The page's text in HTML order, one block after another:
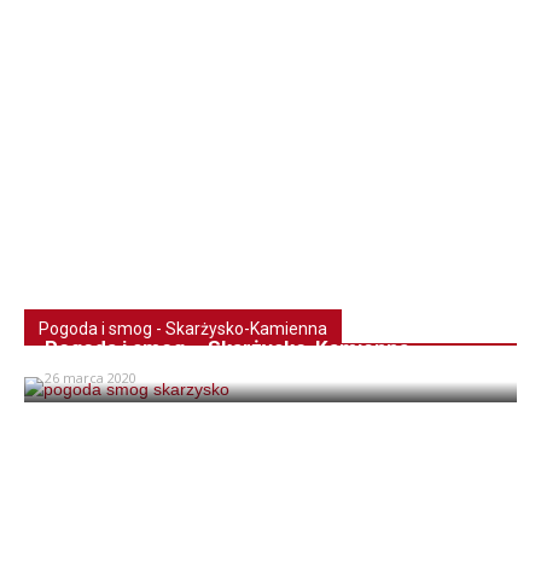
Pogoda i smog - Skarżysko-Kamienna
Pogoda i smog – Skarżysko-Kamienna
26 marca 2020